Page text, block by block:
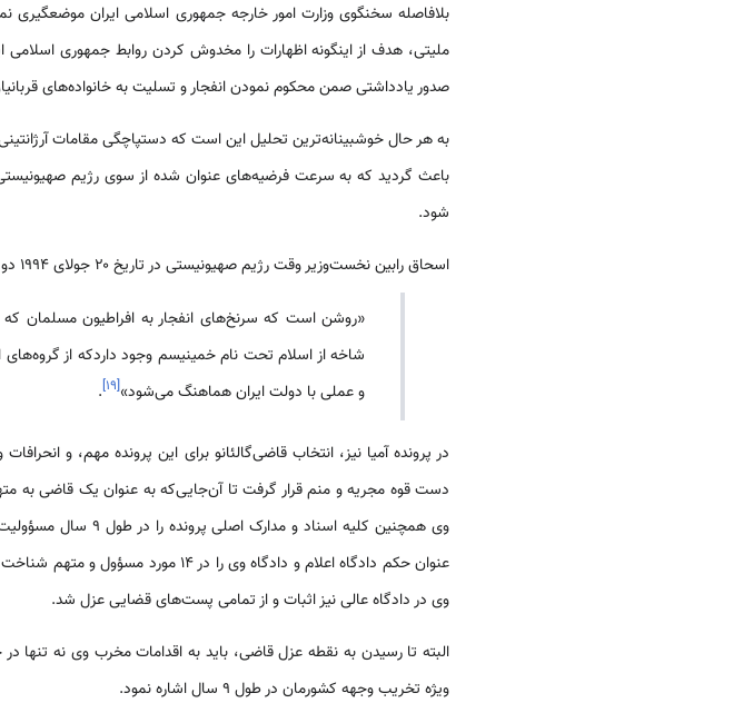
بلافاصله سخنگوی وزارت امور خارجه جمهوری اسلامی ایران موضعگیری
ملیتی، هدف از اینگونه اظهارات را مخدوش کردن روابط جمهوری اسلامی
صدور یادداشتی صمن محکوم نمودن انفجار و تسلیت به خانواده‌های
به هر حال خوشبینانه‌ترین تحلیل این است که دستپاچگی مقامات
باعث گردید که به سرعت فرضیه‌های عنوان شده از سوی رژیم
شود.
اسحاق رابین نخست‌وزیر وقت رژیم صهیونیستی در تاریخ ۲۰ جولای ۱۹۹۴ دو روز پس از انفجار در یک سخنرانی در پارلمان رژیم صهیونیستی می‌گوید:
«روشن است که سرنخ‌های انفجار به افراطیون مسلمان که
شاخه از اسلام تحت نام خمینیسم وجود داردکه از
و عملی با دولت ایران هماهنگ می‌شود»[۱۹]
.
در پرونده آمیا نیز، انتخاب قاضی‌گالئانو برای این پرونده مهم، و
عنوان حکم دادگاه اعلام و دادگاه وی
وی در دادگاه عالی نیز اثبات و از تمامی پست‌های قضایی عزل شد.
البته تا رسیدن به نقطه عزل قاضی، باید به اقدامات مخرب وی نه تنها
ویژه تخریب وجهه کشورمان در طول ۹ سال اشاره نمود.